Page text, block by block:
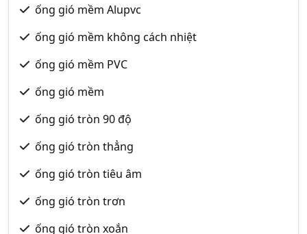
ống gió mềm Alupvc
ống gió mềm không cách nhiệt
ống gió mềm PVC
ống gió mềm
ống gió tròn 90 độ
ống gió tròn thẳng
ống gió tròn tiêu âm
ống gió tròn trơn
ống gió tròn xoắn